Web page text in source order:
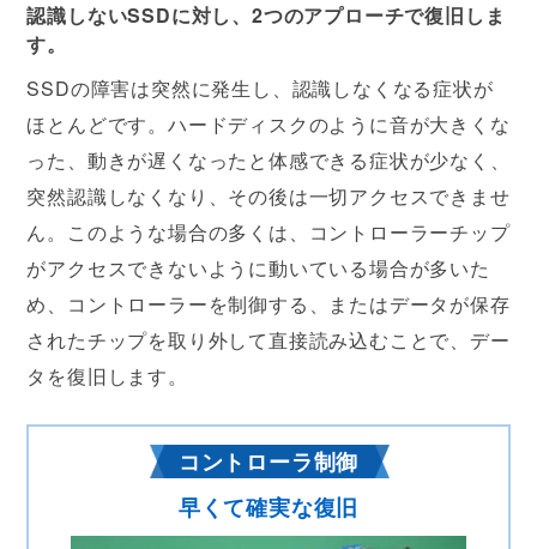
認識しないSSDに対し、2つのアプローチで復旧しま
す。
SSDの障害は突然に発生し、認識しなくなる症状が
ほとんどです。ハードディスクのように音が大きくな
った、動きが遅くなったと体感できる症状が少なく、
突然認識しなくなり、その後は一切アクセスできませ
ん。このような場合の多くは、コントローラーチップ
がアクセスできないように動いている場合が多いた
め、コントローラーを制御する、またはデータが保存
されたチップを取り外して直接読み込むことで、デー
タを復旧します。
コントローラ制御
早くて確実な復旧